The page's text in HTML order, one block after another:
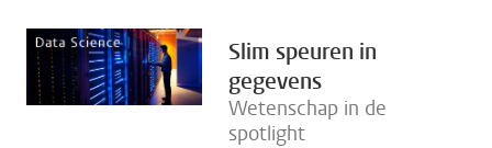
Slim speuren in
gegevens
Wetenschap in de
spotlight